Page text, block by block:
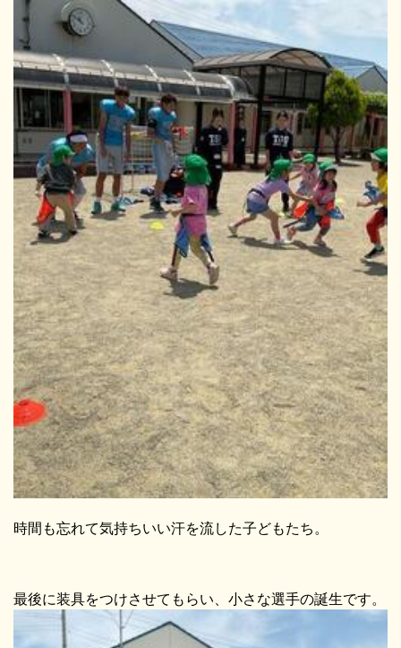
時間も忘れて気持ちいい汗を流した子どもたち。
最後に装具をつけさせてもらい、小さな選手の誕生です。